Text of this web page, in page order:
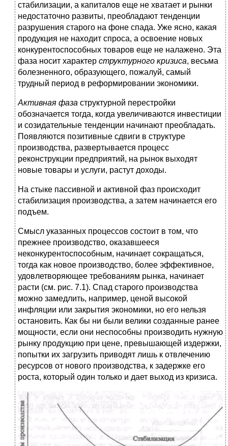
стабилизации, а капиталов еще не хватает и рынки
недостаточно развиты, преобладают тенденции
разрушения старого на фоне спада. Уже ясно, какая
продукция не находит спроса, а освоение новых
конкурентоспособных товаров еще не налажено. Эта
фаза носит характер структурного кризиса, весьма
болезненного, образующего, пожалуй, самый
трудный период в реформировании экономики.
Активная фаза структурной перестройки
обозначается тогда, когда увеличиваются инвестиции
и созидательные тенденции начинают преобладать.
Появляются позитивные сдвиги в структуре
производства, развертывается процесс
реконструкции предприятий, на рынок выходят
новые товары и услуги, растут доходы.
На стыке пассивной и активной фаз происходит
стабилизация производства, а затем начинается его
подъем.
Смысл указанных процессов состоит в том, что
прежнее производство, оказавшееся
неконкурентоспособным, начинает сокращаться,
тогда как новое производство, более эффективное,
удовлетворяющее требованиям рынка, начинает
расти (см. рис. 7.1). Спад старого производства
можно замедлить, например, ценой высокой
инфляции или закрытия экономики, но его нельзя
остановить. Как бы ни были велики созданные ранее
мощности, если они неспособны производить нужную
рынку продукцию при цене, превышающей издержки,
попытки их загрузить приводят лишь к отвлечению
ресурсов от нового производства, к задержке его
роста, который один только и дает выход из кризиса.